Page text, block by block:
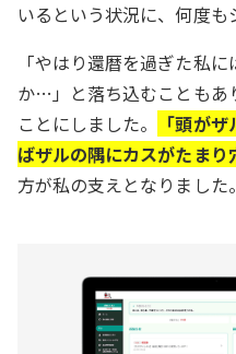
いるという状況に、何度も
「やはり還暦を過ぎた私
か…」と落ち込むこともあ
ことにしました。
「頭が
ばザルの隅にカスがたまり
方が私の支えとなりました。